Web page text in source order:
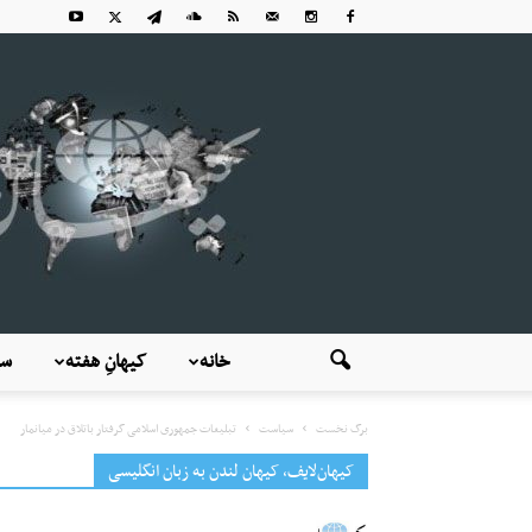
کیهانِ هفته خانه
برگ نخست سیاست تبلیغات جمهوری اسلامی گرفتار باتلاق در میانمار
کیهان‌لایف، کیهان لندن به زبان انگلیسی